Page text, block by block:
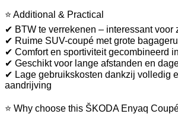
⭐ Additional & Practical
✔ BTW te verrekenen – interessant voor
✔ Ruime SUV-coupé met grote
✔ Comfort en sportiviteit gecombineerd
✔ Geschikt voor lange afstanden en
✔ Lage gebruikskosten dankzij volledig
aandrijving
⭐ Why choose this ŠKODA Enyaq